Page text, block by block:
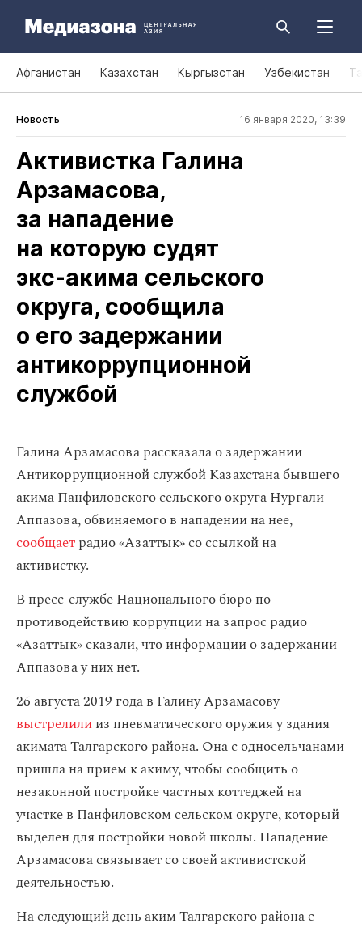
Афганистан Казахстан Кыргызстан Узбекистан
Новость 16 января 2020, 13:39
Активистка Галина
Арзамасова,
за нападение
на которую судят
экс‑акима сельского
округа, сообщила
о его задержании
антикоррупционной
службой
​Галина Арзамасова рассказала о задержании
Антикоррупционной службой Казахстана бывшего
акима Панфиловского сельского округа Нургали
Аппазова, обвиняемого в нападении на нее,
сообщаетрадио «Азаттык» со ссылкой на
активистку.
В пресс-службе Национального бюро по
противодействию коррупции на запрос радио
«Азаттык» сказали, что информации о задержании
Аппазова у них нет.
26 августа 2019 года в Галину Арзамасову
выстрелилииз пневматического оружия у здания
акимата Талгарского района. Она с односельчанами
пришла на прием к акиму, чтобы сообщить о
незаконной постройке частных коттеджей на
участке в Панфиловском сельском округе, который
выделен для постройки новой школы. Нападение
Арзамасова связывает со своей активистской
деятельностью.
На следующий день аким Талгарского района с